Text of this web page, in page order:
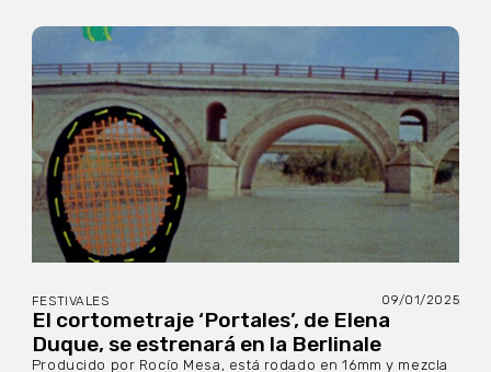
FESTIVALES 09/01/2025
El cortometraje ‘Portales’, de Elena
Duque, se estrenará en la Berlinale
Producido por Rocío Mesa, está rodado en 16mm y mezcla